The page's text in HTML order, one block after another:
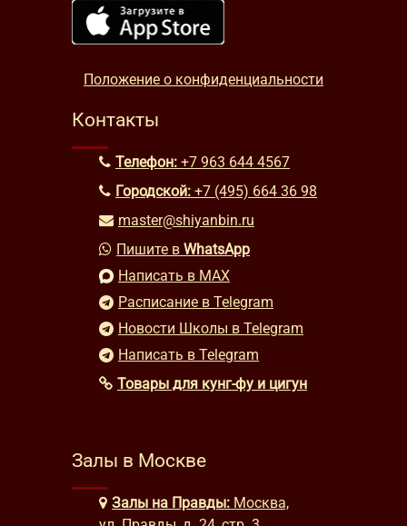
Положение о конфиденциальности
Контакты
Телефон: +7 963 644 4567
Городской: +7 (495) 664 36 98
master@shiyanbin.ru
Пишите в WhatsApp
Написать в MAX
Расписание в Telegram
Новости Школы в Telegram
Написать в Telegram
Товары для кунг-фу и цигун
Залы в Москве
Залы на Правды: Москва,